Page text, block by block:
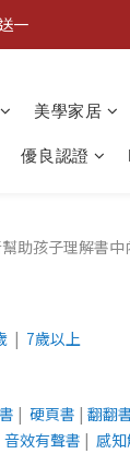
折！
美學家居
優良認證
助孩子理解書
| 7歲以上
| 硬頁書 | 翻翻
音效有聲書 | 感